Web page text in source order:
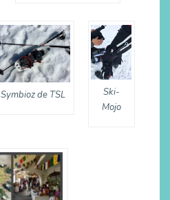
Symbioz de TSL
Ski-
Mojo